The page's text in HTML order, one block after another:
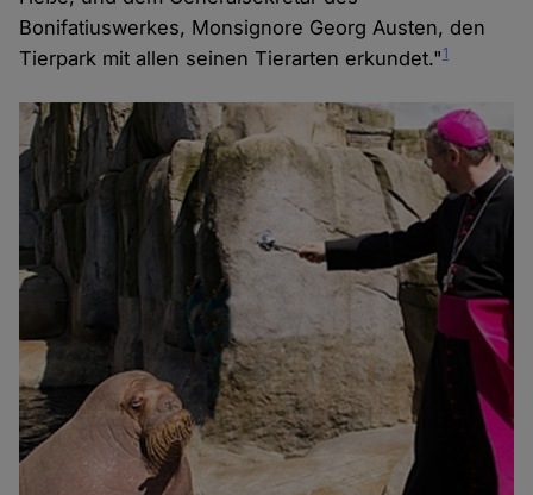
Bonifatiuswerkes, Monsignore Georg Austen, den
Tierpark mit allen seinen Tierarten erkundet."1